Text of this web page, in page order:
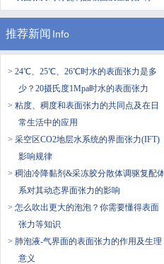
推荐新闻 Info
> ​24℃、25℃、26℃时水的表面张力是多
少？20摄氏度1Mpa时水的表面张力
> 粘度、稠度和表面张力的共同点及在日
常生活中的应用
> 采空区CO2地层水系统的界面张力(IFT)
影响规律
> 稠油冷降黏剂&采冻胶分散体调驱复配体
系对其动态界面张力的影响
> 怎么吹出更大的泡泡？你需要懂得表面
张力等知识
> 肺泡液-气界面的表面张力的作用及生理
意义